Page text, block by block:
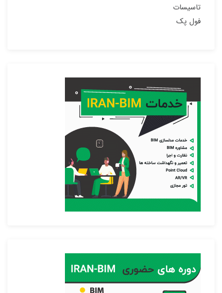
تاسیسات
فول پک